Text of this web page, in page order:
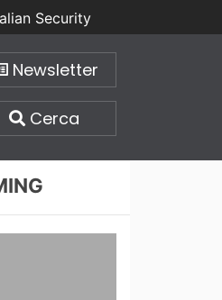
Security
Newsletter
Cerca